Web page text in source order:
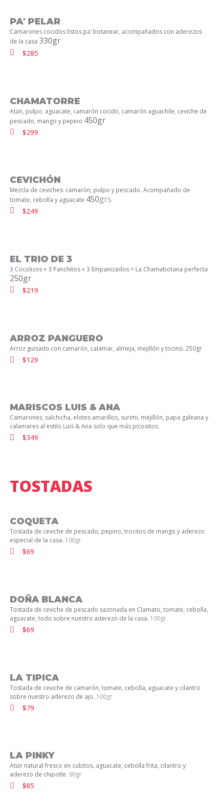
PA' PELAR
Camarones cocidos listos pa’ botanear, acompañados con aderezos
de la casa 330gr
$285
CHAMATORRE
Atún, pulpo, aguacate, camarón cocido, camarón aguachile, ceviche de
pescado, mango y pepino 450gr
$299
CEVICHÓN
Mezcla de ceviches: camarón, pulpo y pescado. Acompañado de
tomate, cebolla y aguacate 450grs
$249
EL TRIO DE 3
3 Cocolizos + 3 Panchitos + 3 Empanizados = La Chamabotana perfecta
250gr
$219
ARROZ PANGUERO
Arroz guisado con camarón, calamar, almeja, mejillón y tocino. 250gr
$129
MARISCOS LUIS & ANA
Camarones, salchicha, elotes amarillos, surimi, mejillón, papa galeana y
calamares al estilo Luis & Ana solo que más picositos.
$349
TOSTADAS
COQUETA
Tostada de ceviche de pescado, pepino, trocitos de mango y aderezo
especial de la casa. 100gr
$69
DOÑA BLANCA
Tostada de ceviche de pescado sazonada en Clamato, tomate, cebolla,
aguacate, todo sobre nuestro aderezo de la casa. 100gr.
$69
LA TIPICA
Tostada de ceviche de camarón, tomate, cebolla, aguacate y cilantro
sobre nuestro aderezo de ajo. 100gr
$79
LA PINKY
Atún natural fresco en cubitos, aguacate, cebolla frita, cilantro y
aderezo de chipotle. 90gr
$85